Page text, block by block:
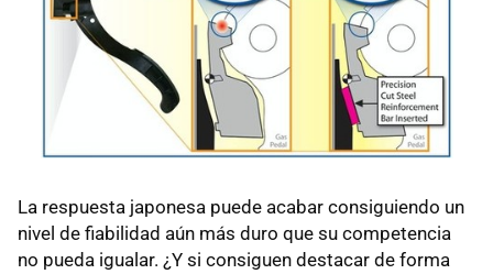
La respuesta japonesa puede acabar consiguiendo un
nivel de fiabilidad aún más duro que su competencia
no pueda igualar. ¿Y si consiguen destacar de forma